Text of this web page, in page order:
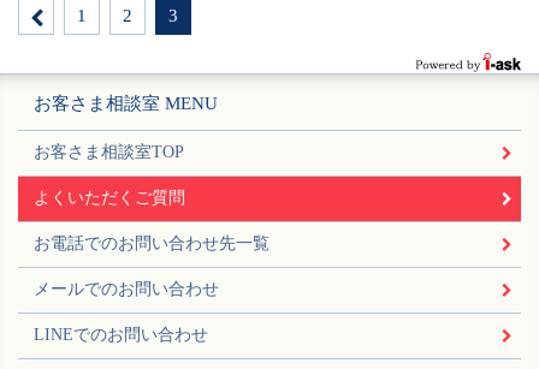
1 2 3
お客さま相談室 MENU
お客さま相談室TOP
よくいただくご質問
お電話でのお問い合わせ先一覧
メールでのお問い合わせ
LINEでのお問い合わせ